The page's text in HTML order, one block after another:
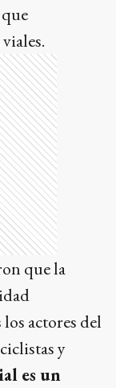
que la
actores del
y
es un